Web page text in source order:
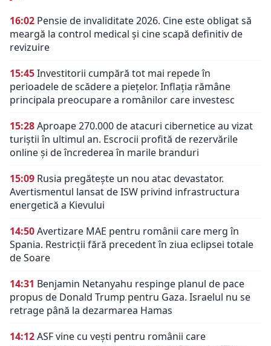
16:02 Pensie de invaliditate 2026. Cine este obligat să
meargă la control medical și cine scapă definitiv de
revizuire
15:45Investitorii cumpără tot mai repede în
perioadele de scădere a piețelor. Inflația rămâne
principala preocupare a românilor care investesc
15:28Aproape 270.000 de atacuri cibernetice au vizat
turiștii în ultimul an. Escrocii profită de rezervările
online și de încrederea în marile branduri
15:09 Rusia pregătește un nou atac devastator.
Avertismentul lansat de ISW privind infrastructura
energetică a Kievului
14:50Avertizare MAE pentru românii care merg în
Spania. Restricții fără precedent în ziua eclipsei totale
de Soare
14:31 Benjamin Netanyahu respinge planul de pace
propus de Donald Trump pentru Gaza. Israelul nu se
retrage până la dezarmarea Hamas
14:12ASF vine cu vești pentru românii care